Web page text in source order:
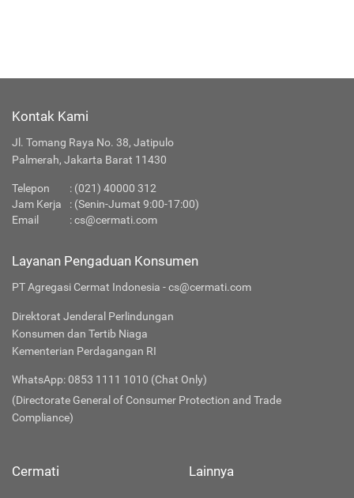
Kontak Kami
Jl. Tomang Raya No. 38, Jatipulo
Palmerah, Jakarta Barat 11430
Telepon : (021) 40000 312
Jam Kerja
: (Senin-Jumat 9:00-17:00)
Email
:cs@cermati.com
Layanan Pengaduan Konsumen
PT Agregasi Cermat Indonesia - cs@cermati.com
Direktorat Jenderal Perlindungan
Konsumen dan Tertib Niaga
Kementerian Perdagangan RI
WhatsApp: 0853 1111 1010 (Chat Only)
(Directorate General of Consumer Protection and Trade
Compliance)
Cermati Lainnya